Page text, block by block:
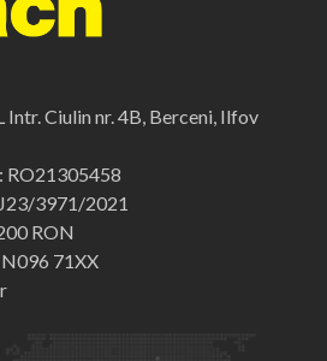
Intr. Ciulin nr. 4B, Berceni, Ilfov
RO21305458
3971/2021
RON
71XX